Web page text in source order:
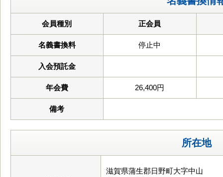
会員種別 正会員
名義書換料 停止中
入会預託金
年会費 26,400円
備考
所在地
滋賀県蒲生郡日野町大字中山